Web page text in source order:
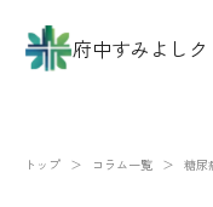
府中すみよしク
トップ ＞ コラム一覧 ＞ 糖尿